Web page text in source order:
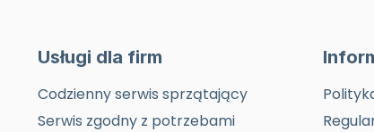
Usługi dla firm
Codzienny serwis sprzątający
Serwis zgodny z potrzebami